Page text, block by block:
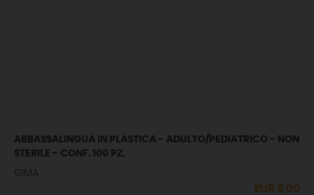
ABBASSALINGUA IN PLASTICA - ADULTO/PEDIATRICO - NON
STERILE - CONF. 100 PZ.
GIMA
EUR 8,00